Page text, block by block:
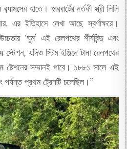
হাতে। হারবার্টের নর্তকী স্ত্রী লিলি
এর ইতিহাসে লেখা আছে স্বর্ণাক্ষরে।
‘ঘুম’ এই রেলপথের শীর্ষবিন্দু এবং
স্টেশন, যদিও স্টিম ইঞ্জিনে টানা রেলপথের
ষ্টেশনের সম্মানই পাবে। ১৮৮১ সালে এই
পর্যন্ত প্রথম ট্রেনটি চলেছিল।”